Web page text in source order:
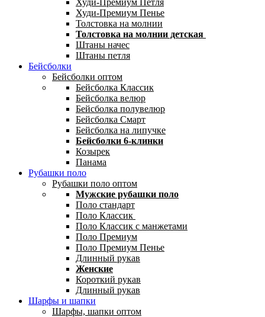
Худи-Премиум Пенье
Толстовка на молнии
Толстовка на молнии детская
Штаны начес
Штаны петля
Бейсболки
Бейсболки оптом
Бейсболка Классик
Бейсболка велюр
Бейсболка полувелюр
Бейсболка Смарт
Бейсболка на липучке
Бейсболки 6-клинки
Козырек
Панама
Рубашки поло
Рубашки поло оптом
Мужские рубашки поло
Поло стандарт
Поло Классик
Поло Классик с манжетами
Поло Премиум
Поло Премиум Пенье
Длинный рукав
Женские
Короткий рукав
Длинный рукав
Шарфы и шапки
Шарфы, шапки оптом